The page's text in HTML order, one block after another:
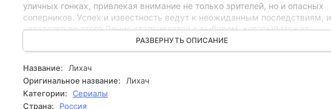
уличных гонках, привлекая внимание не только зрителей, но и опасных
соперников. Успех и известность ведут к неожиданным последствиям, и
незадолго до этого Денис сталкивается с выбором, который может
разрушить все, что он построил. Иногда его добрый знакомый
оказывается в беде из-за долгов перед преступными авторитетами, и
мотогонщик понимает, что не может оставаться в стороне. Стараясь
опасность становятся частью повседневной жизни. С каждым новым
риском ситуация становится все более напряженной, и Денис вынужден
РАЗВЕРНУТЬ ОПИСАНИЕ
Название:
Лихач
Оригинальное название:
Лихач
Категории:
Сериалы
Страна:
Россия